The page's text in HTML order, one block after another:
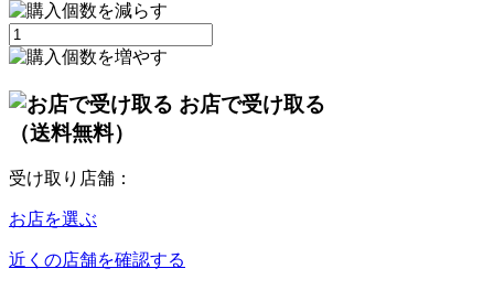
お店で受け取る
（送料無料）
受け取り店舗：
お店を選ぶ
近くの店舗を確認する